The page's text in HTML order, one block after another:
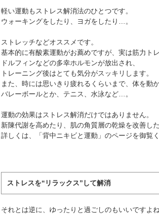
軽い運動もストレス解消法のひとつです。
ウォーキングをしたり、ヨガをしたり…。
ストレッチなどオススメです。
基本的に有酸素運動がお薦めですが、実は筋力ト
ドルフィンなどの多幸ホルモンが放出され、
トレーニング後はとても気分がスッキリします。
また、時には思いきり疲れるくらいまで、体を動
バレーボールとか、テニス、水泳など…。
運動の効果はストレス解消だけではありません。
新陳代謝を高めたり、肌の角質層の乾燥を改善し
詳しくは、「背中ニキビと運動」のページを御覧く
ストレスを“リラックス”して解消
それとは逆に、ゆったりと過ごしのもいいですよね